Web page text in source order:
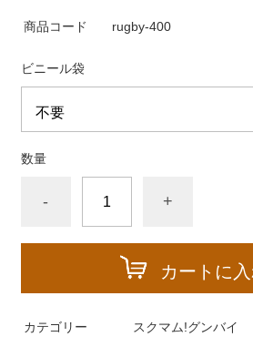
商品コード rugby-400
ビニール袋
数量
- +
カートに
カテゴリー スクマム!グンバイ